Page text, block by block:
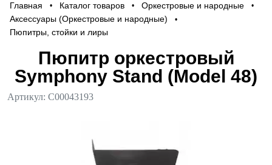
Главная • Каталог товаров • Оркестровые и народные •
Аксессуары (Оркестровые и народные) •
Пюпитры, стойки и лиры
Пюпитр оркестровый
Symphony Stand (Model 48)
Артикул: С00043193